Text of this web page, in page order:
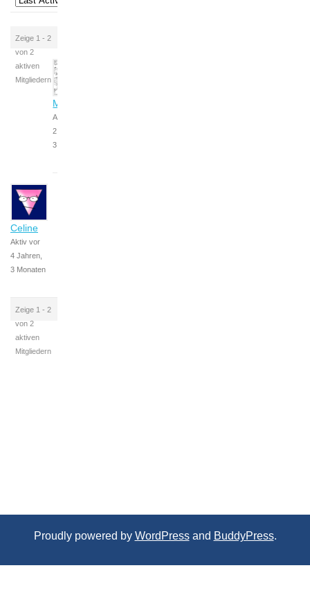
Zeige 1 - 2
von 2
aktiven
Mitgliedern
Melina
Aktiv vor
2 Jahren,
3 Monaten
Celine
Aktiv vor
4 Jahren,
3 Monaten
Zeige 1 - 2
von 2
aktiven
Mitgliedern
Proudly powered by WordPressand BuddyPress.